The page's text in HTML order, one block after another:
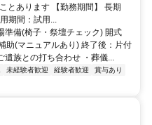
とあります 【勤務期間】 長期
期間：試用...
準備(椅子・祭壇チェック) 開式
助(マニュアルあり) 終了後：片付
族との打ち合わせ ・葬儀...
未経験者歓迎 経験者歓迎
賞与あり